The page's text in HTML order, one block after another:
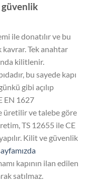
güvenlik
ile donatılır ve bu
Tek anahtar
kilitlenir.
bu sayede kapı
gibi açılıp
EN 1627
üretilir ve talebe göre
TS 12655 ile CE
Kilit ve güvenlik
kapının ilan edilen
satılmaz.